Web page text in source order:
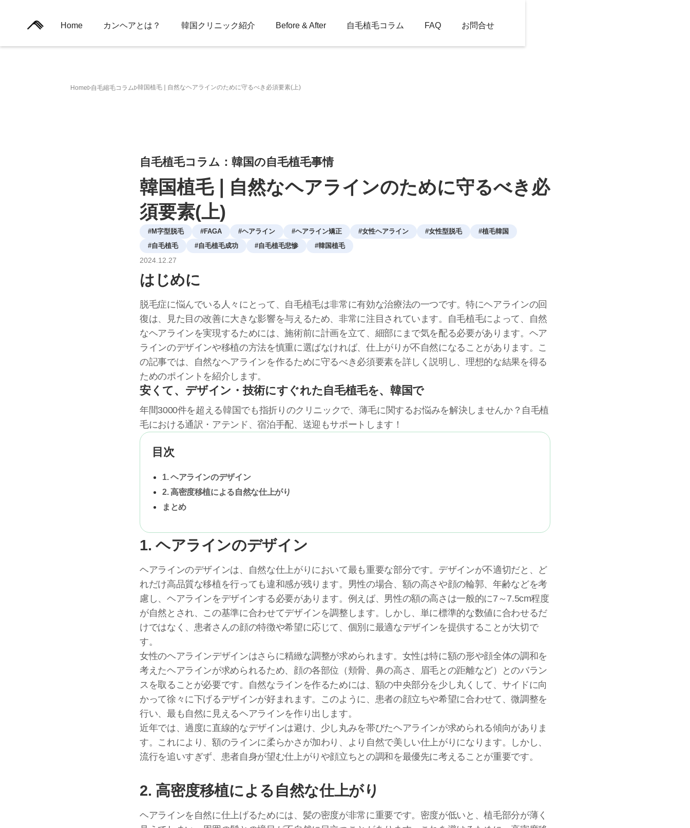
Home カンヘアとは？ 韓国クリニック紹介 Before & After 自毛植毛コラム FAQ お問合せ
Home 自毛縮毛コラム 韓国植毛❘自然なヘアラインのために守るべき必須要素(上)
自毛植毛コラム：韓国の自毛植毛事情
韓国植毛❘自然なヘアラインのために守るべき必
須要素(上)
#M字型脱毛 #FAGA #ヘアライン #ヘアライン矯正 #女性ヘアライン #女性型脱毛 #植毛韓国
#自毛植毛 #自毛植毛成功 #自毛植毛悲惨 #韓国植毛
2024 12 27
はじめに
脱毛症に悩んでいる人々にとって、自毛植毛は非常に有効な治療法の一つです。特にヘアラインの回
復は、見た目の改善に大きな影響を与えるため、非常に注目されています。自毛植毛によって、自然
なヘアラインを実現するためには、施術前に計画を立て、細部にまで気を配る必要があります。ヘア
ラインのデザインや移植の方法を慎重に選ばなければ、仕上がりが不自然になることがあります。こ
の記事では、自然なヘアラインを作るために守るべき必須要素を詳しく説明し、理想的な結果を得る
ためのポイントを紹介します。
安くて、デザイン・技術にすぐれた自毛植毛を、韓国で
年間3000件を超える韓国でも指折りのクリニックで、薄毛に関するお悩みを解決しませんか？自毛植
毛における通訳・アテンド、宿泊手配、送迎もサポートします！
目次
1. ヘアラインのデザイン
2. 高密度移植による自然な仕上がり
まとめ
1. ヘアラインのデザイン
ヘアラインのデザインは、自然な仕上がりにおいて最も重要な部分です。デザインが不適切だと、ど
れだけ高品質な移植を行っても違和感が残ります。男性の場合、額の高さや顔の輪郭、年齢などを考
慮し、ヘアラインをデザインする必要があります。例えば、男性の額の高さは一般的に7～7.5cm程度
が自然とされ、この基準に合わせてデザインを調整します。しかし、単に標準的な数値に合わせるだ
けではなく、患者さんの顔の特徴や希望に応じて、個別に最適なデザインを提供することが大切で
す。
女性のヘアラインデザインはさらに精緻な調整が求められます。女性は特に額の形や顔全体の調和を
考えたヘアラインが求められるため、顔の各部位（頬骨、鼻の高さ、眉毛との距離など）とのバラン
スを取ることが必要です。自然なラインを作るためには、額の中央部分を少し丸くして、サイドに向
かって徐々に下げるデザインが好まれます。このように、患者の顔立ちや希望に合わせて、微調整を
行い、最も自然に見えるヘアラインを作り出します。
近年では、過度に直線的なデザインは避け、少し丸みを帯びたヘアラインが求められる傾向がありま
す。これにより、額のラインに柔らかさが加わり、より自然で美しい仕上がりになります。しかし、
流行を追いすぎず、患者自身が望む仕上がりや顔立ちとの調和を最優先に考えることが重要です。
2. 高密度移植による自然な仕上がり
ヘアラインを自然に仕上げるためには、髪の密度が非常に重要です。密度が低いと、植毛部分が薄く